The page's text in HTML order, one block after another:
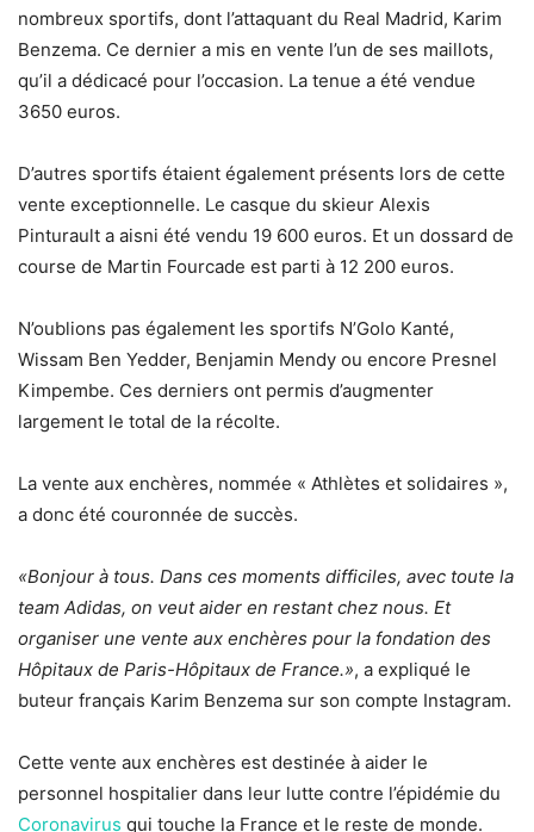
nombreux sportifs, dont l’attaquant du Real Madrid, Karim
Benzema. Ce dernier a mis en vente l’un de ses maillots,
qu’il a dédicacé pour l’occasion. La tenue a été vendue
3650 euros.
D’autres sportifs étaient également présents lors de cette
vente exceptionnelle. Le casque du skieur Alexis
Pinturault a aisni été vendu 19 600 euros. Et un dossard de
course de Martin Fourcade est parti à 12 200 euros.
N’oublions pas également les sportifs N’Golo Kanté,
Wissam Ben Yedder, Benjamin Mendy ou encore Presnel
Kimpembe. Ces derniers ont permis d’augmenter
largement le total de la récolte.
La vente aux enchères, nommée « Athlètes et solidaires »,
a donc été couronnée de succès.
«Bonjour à tous. Dans ces moments difficiles, avec toute la
team Adidas, on veut aider en restant chez nous. Et
organiser une vente aux enchères pour la fondation des
Hôpitaux de Paris-Hôpitaux de France.», a expliqué le
buteur français Karim Benzema sur son compte Instagram.
Cette vente aux enchères est destinée à aider le
personnel hospitalier dans leur lutte contre l’épidémie du
Coronavirus qui touche la France et le reste de monde.